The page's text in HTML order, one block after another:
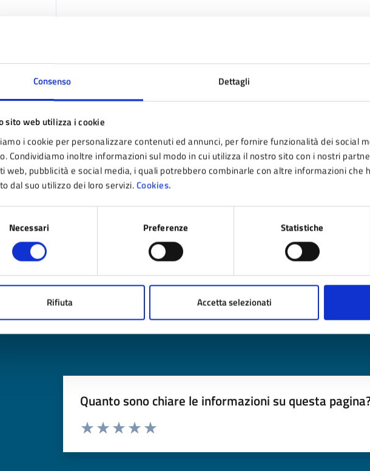
Consenso Dettagli
sito web utilizza i cookie
i cookie per personalizzare contenuti ed annunci, per fornire funzionalità dei social
Condividiamo inoltre informazioni sul modo in cui utilizza il nostro sito con i nostri
web, pubblicità e social media, i quali potrebbero combinarle con altre informazioni che
dal suo utilizzo dei loro servizi.Cookies.
Necessari Preferenze Statistiche
Rifiuta Accetta selezionati
Date
2024
16
SET
13:23
Attivazione avviso
15
Ultimo aggiornamento:24/06/2025 12:02
Quanto sono chiare le informazioni su questa
Valuta da 1 a 5 stelle la pagina